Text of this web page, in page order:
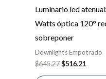
Luminario led
Watts óptica 120°
sobreponer
Downlights Empotrado
$645.27$516.21